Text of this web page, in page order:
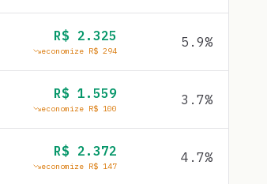
R$ 2.325
economize R$ 294
5.9%
R$ 1.559
economize R$ 100
3.7%
R$ 2.372
economize R$ 147
4.7%